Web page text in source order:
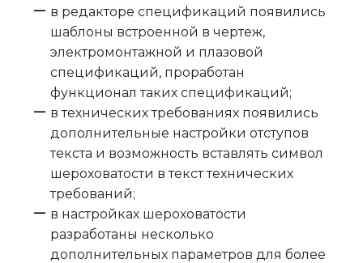
в редакторе спецификаций появились
шаблоны встроенной в чертеж,
электромонтажной и плазовой
спецификаций, проработан
функционал таких спецификаций;
в технических требованиях появились
дополнительные настройки отступов
текста и возможность вставлять символ
шероховатости в текст технических
требований;
в настройках шероховатости
разработаны несколько
дополнительных параметров для более